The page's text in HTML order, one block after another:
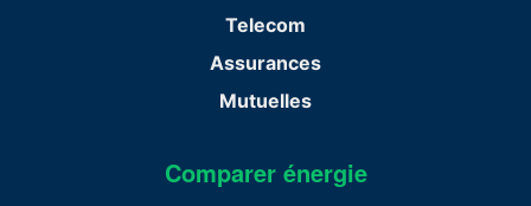
Telecom
Assurances
Mutuelles
Comparer énergie